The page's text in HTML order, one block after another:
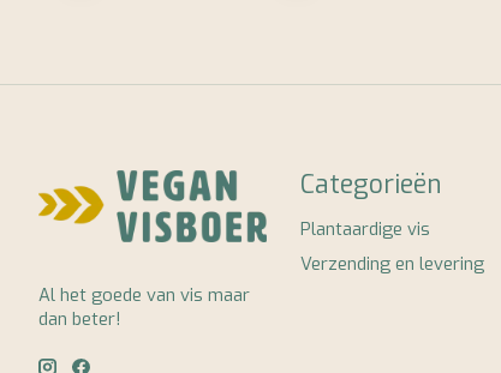
Al het goede van vis maar
dan beter!
Categorieën
Plantaardige vis
Verzending en levering